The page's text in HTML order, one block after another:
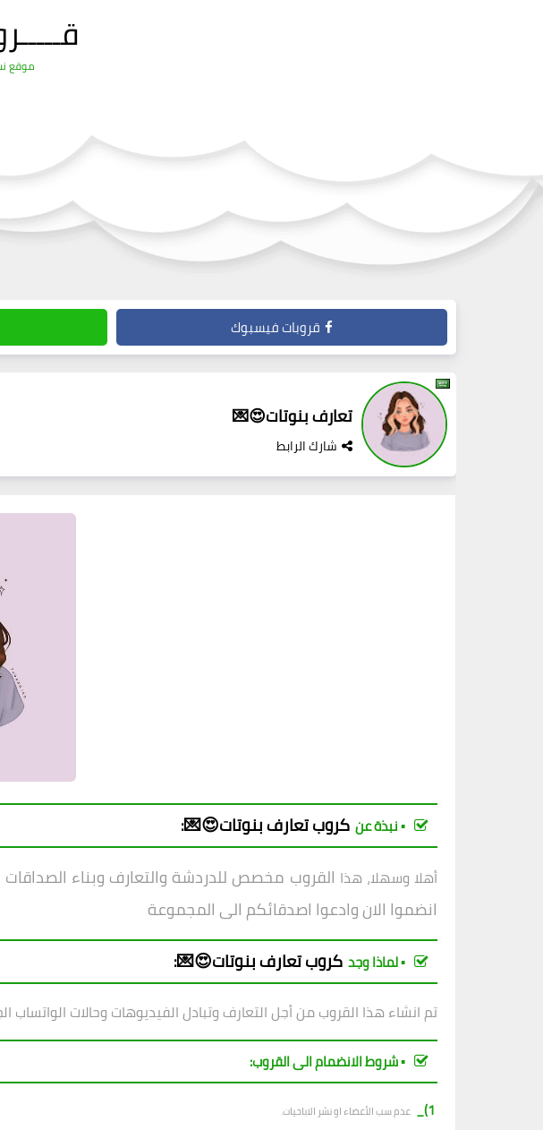
موقع
قروبات فيسبوك
تعارف بنوتات😍💌
شارك الرابط
▪︎ نبذة عن كروبتعارف بنوتات😍💌:
أهلا وسهلا، هذا القروب مخصص للدردشة والتعارف وبناء
انضموا الان وادعوا اصدقائكم الى المجموعة
▪︎ لماذا وجد كروبتعارف بنوتات😍💌:
تم انشاء هذا القروب من أجل التعارف وتبادل الفيديوهات وحالات الواتساب
▪︎ شروط الانضمام الى القروب:
1)_
عدم سب الأعضاء او نشر الاباحيات.